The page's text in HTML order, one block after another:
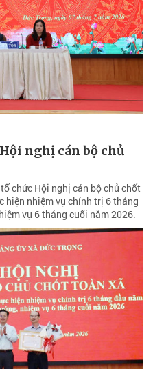
nghị cán bộ chủ
chức Hội nghị cán bộ chủ chốt
hiện nhiệm vụ chính trị 6 tháng
vụ 6 tháng cuối năm 2026.